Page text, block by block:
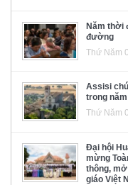
Năm thời
đường
Thứ Năm
Assisi
trong
Thứ Năm
Đại hội
mừng
thông,
giáo Việt